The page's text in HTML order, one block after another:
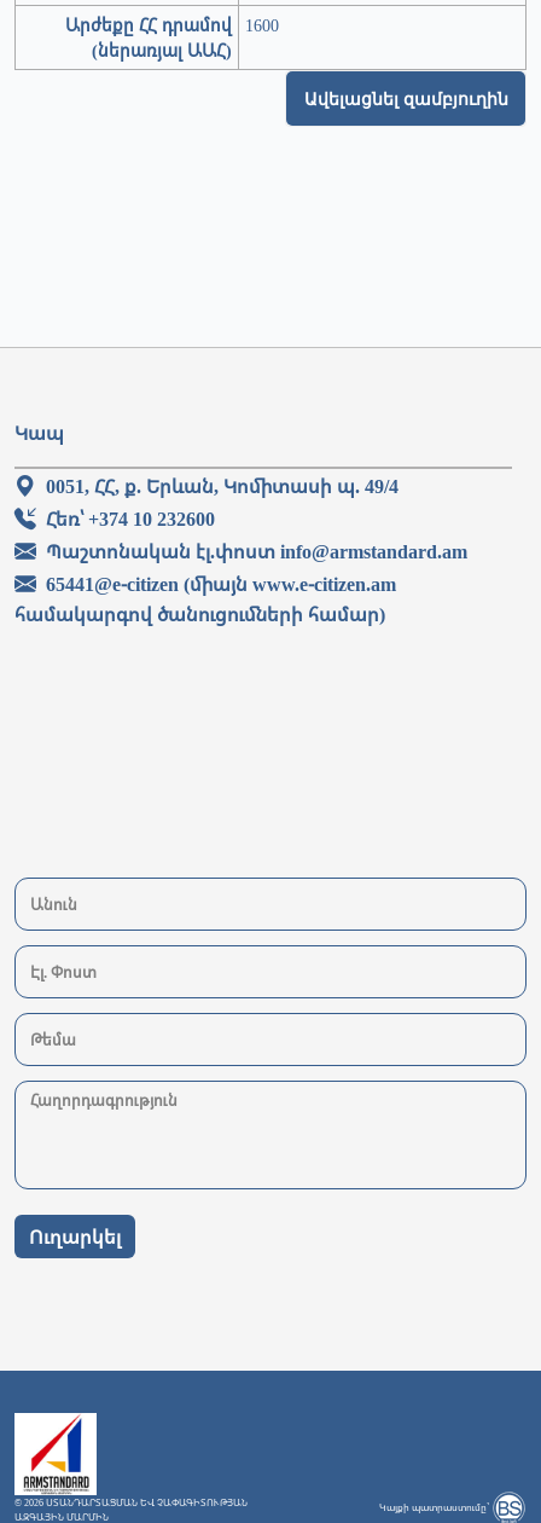
Արժեքը ՀՀ դրամով
(ներառյալ ԱԱՀ)
1600
Ավելացնել զամբյուղին
Կապ
0051, ՀՀ, ք. Երևան, Կոմիտասի պ. 49/4
Հեռ՝ +374 10 232600
Պաշտոնական էլ.փոստ info@armstandard.am
65441@e-citizen (միայն www.e-citizen.am
համակարգով ծանուցումների համար)
Ուղարկել
© 2026 ՍՏԱՆԴԱՐՏԱՑՄԱՆ ԵՎ ՉԱՓԱԳԻՏՈՒԹՅԱՆ
ԱԶԳԱՅԻՆ ՄԱՐՄԻՆ
Կայքի պատրաստումը`